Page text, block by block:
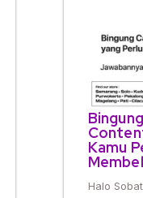
Kamu
Halo